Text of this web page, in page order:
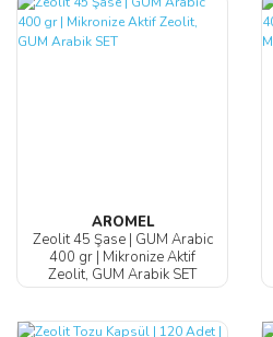
AROMEL
Zeolit 45 Şase | GUM Arabic
400 gr | Mikronize Aktif
Zeolit, GUM Arabik SET